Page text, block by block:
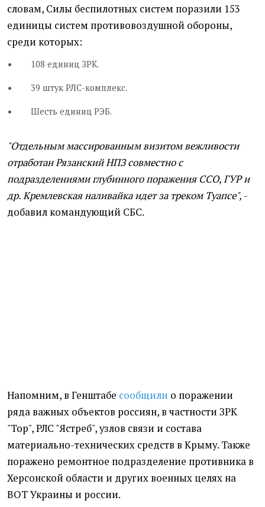
словам, Силы беспилотных систем поразили 153
единицы систем противовоздушной обороны,
среди которых:
108 единиц ЗРК.
39 штук РЛС-комплекс.
Шесть единиц РЭБ.
"Отдельным массированным визитом вежливости
отработан Рязанский НПЗ совместно с
подразделениями глубинного поражения ССО, ГУР и
др. Кремлевская наливайка идет за треком Туапсе", -
добавил командующий СБС.
Напомним, в Генштабе сообщили о поражении
ряда важных объектов россиян, в частности ЗРК
"Тор", РЛС "Ястреб", узлов связи и состава
материально-технических средств в Крыму. Также
поражено ремонтное подразделение противника в
Херсонской области и других военных целях на
ВОТ Украины и россии.